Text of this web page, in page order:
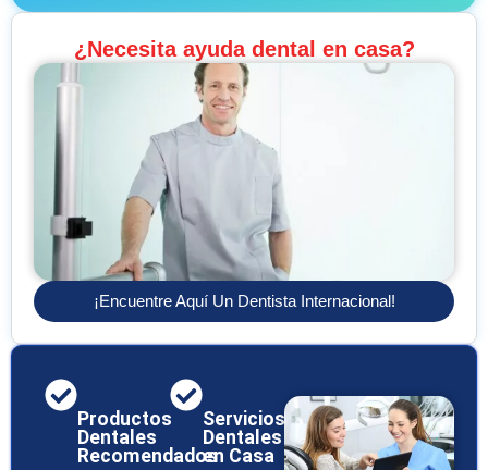
¿Necesita ayuda dental en casa?
¡Encuentre Aquí Un Dentista Internacional!
Productos
Dentales
Recomendados
Servicios
Dentales
en Casa